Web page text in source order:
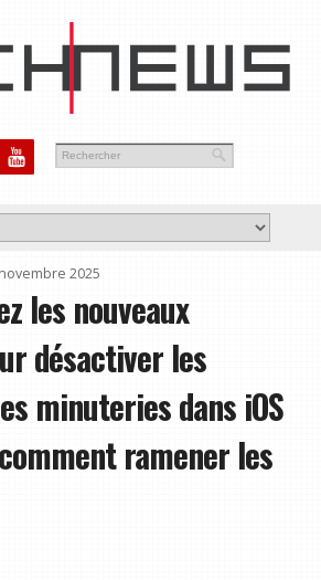
2025
les nouveaux
désactiver les
minuteries dans iOS
ramener les